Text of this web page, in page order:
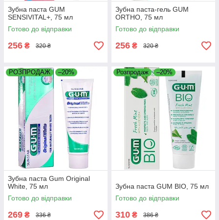
Зубна паста GUM
SENSIVITAL+, 75 мл
Готово до відправки
256 ₴ 320 ₴
Зубна паста-гель GUM
ORTHO, 75 мл
Готово до відправки
256 ₴ 320 ₴
РОЗПРОДАЖ –20%
Зубна паста Gum Original
White, 75 мл
Готово до відправки
269 ₴ 336 ₴
Розпродаж –20%
Зубна паста GUM BIO, 75 мл
Готово до відправки
310 ₴ 386 ₴